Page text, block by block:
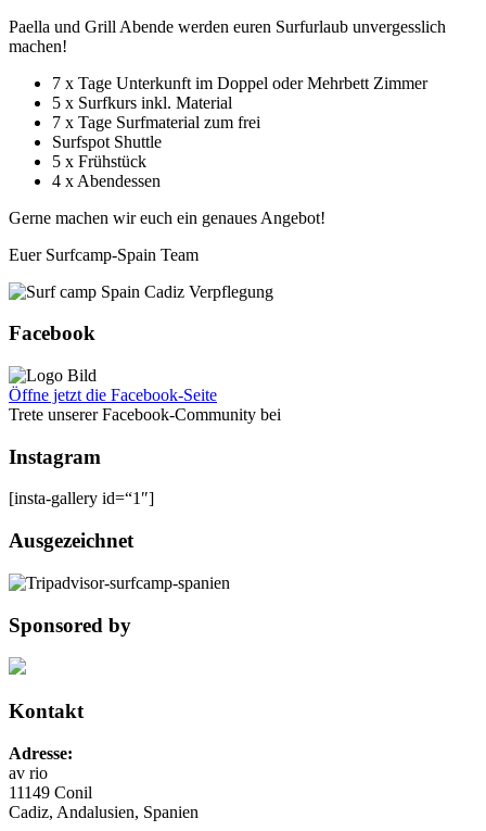
Paella und Grill Abende werden euren Surfurlaub unvergesslich
machen!
7 x Tage Unterkunft im Doppel oder Mehrbett Zimmer
5 x Surfkurs inkl. Material
7 x Tage Surfmaterial zum frei
Surfspot Shuttle
5 x Frühstück
4 x Abendessen
Gerne machen wir euch ein genaues Angebot!
Euer Surfcamp-Spain Team
Facebook
Öffne jetzt die Facebook-Seite
Trete unserer Facebook-Community bei
Instagram
[insta-gallery id=“1″]
Ausgezeichnet
Sponsored by
Kontakt
Adresse:
av rio
11149 Conil
Cadiz, Andalusien, Spanien